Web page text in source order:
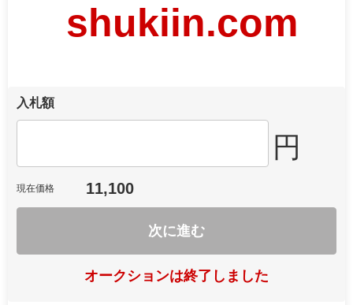
shukiin.com
入札額
円
現在価格 11,100
次に進む
オークションは終了しました